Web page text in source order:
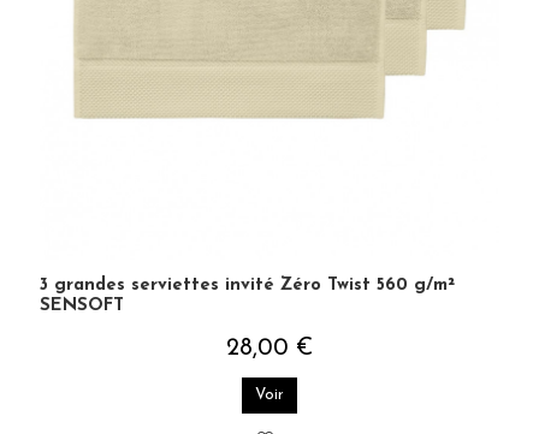
3 grandes serviettes invité Zéro Twist 560 g/m²
SENSOFT
28,00 €
Voir